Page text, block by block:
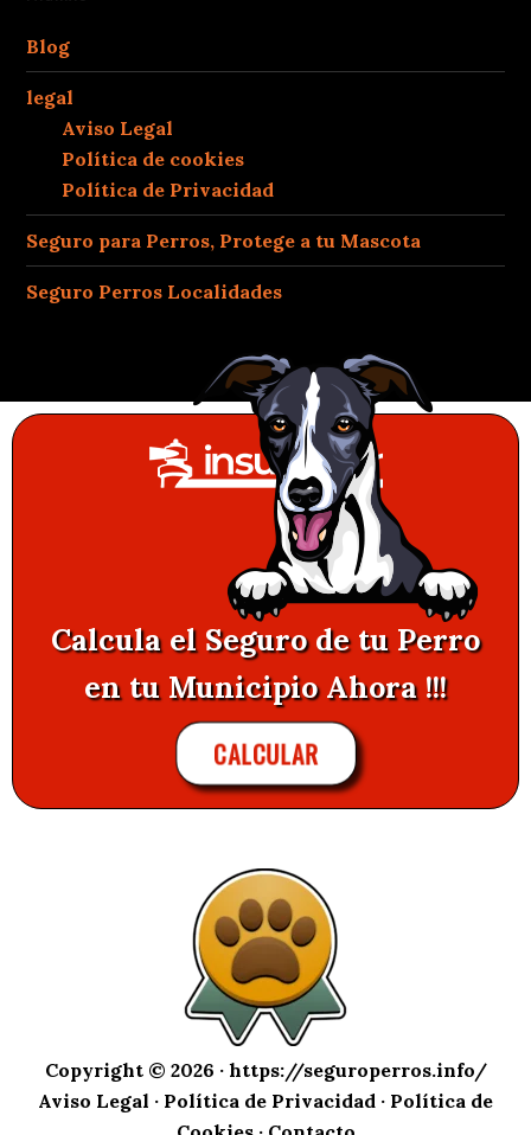
Blog
legal
Aviso Legal
Política de cookies
Política de Privacidad
Seguro para Perros, Protege a tu Mascota
Seguro Perros Localidades
Calcula el Seguro de tu Perro
en tu Municipio Ahora !!!
CALCULAR
Copyright © 2026 · https://seguroperros.info/
Aviso Legal · Política de Privacidad · Política de